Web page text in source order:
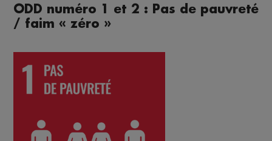
ODD numéro 1 et 2 : Pas de pauvreté
/ faim « zéro »